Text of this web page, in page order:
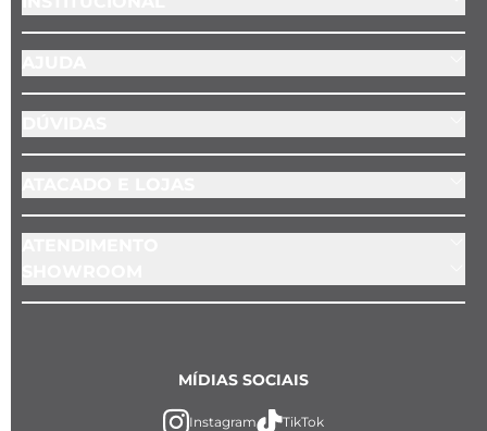
MÍDIAS SOCIAIS
Instagram TikTok